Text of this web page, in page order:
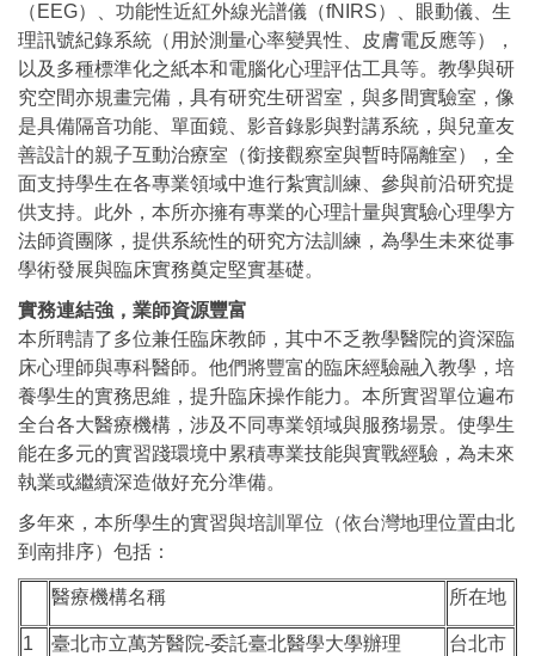
（EEG）、功能性近紅外線光譜儀（fNIRS）、眼動儀、生
理訊號紀錄系統（用於測量心率變異性、皮膚電反應等），
以及多種標準化之紙本和電腦化心理評估工具等。教學與研
究空間亦規畫完備，具有研究生研習室，與多間實驗室，像
是具備隔音功能、單面鏡、影音錄影與對講系統，與兒童友
善設計的親子互動治療室（銜接觀察室與暫時隔離室），全
面支持學生在各專業領域中進行紮實訓練、參與前沿研究提
供支持。此外，本所亦擁有專業的心理計量與實驗心理學方
法師資團隊，提供系統性的研究方法訓練，為學生未來從事
學術發展與臨床實務奠定堅實基礎。
實務連結強，業師資源豐富
本所聘請了多位兼任臨床教師，其中不乏教學醫院的資深臨
床心理師與專科醫師。他們將豐富的臨床經驗融入教學，培
養學生的實務思維，提升臨床操作能力。本所實習單位遍布
全台各大醫療機構，涉及不同專業領域與服務場景。使學生
能在多元的實習踐環境中累積專業技能與實戰經驗，為未來
執業或繼續深造做好充分準備。
多年來，本所學生的實習與培訓單位（依台灣地理位置由北
到南排序）包括：
醫療機構名稱 所在地
1 臺北市立萬芳醫院-委託臺北醫學大學辦理 台北市